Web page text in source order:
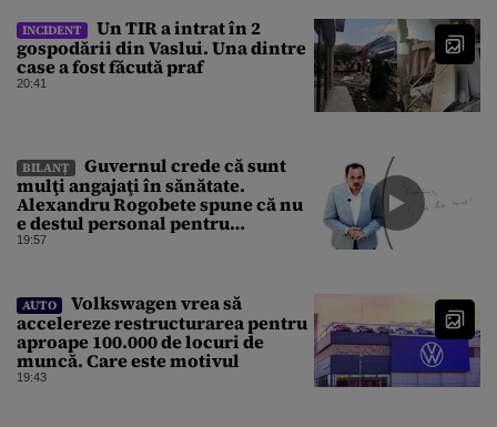
INCIDENT
Un TIR a intrat în 2
gospodării din Vaslui. Una dintre
case a fost făcută praf
20:41
BILANȚ
Guvernul crede că sunt
mulţi angajaţi în sănătate.
Alexandru Rogobete spune că nu
e destul personal pentru
combaterea infecţiilor
19:57
AUTO
Volkswagen vrea să
accelereze restructurarea pentru
aproape 100.000 de locuri de
muncă. Care este motivul
19:43